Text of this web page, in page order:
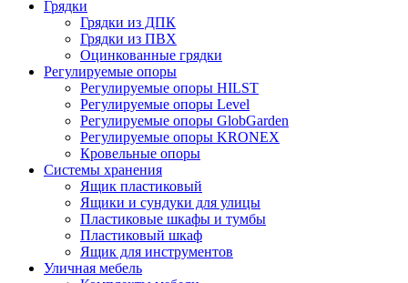
Грядки
Грядки из ДПК
Грядки из ПВХ
Оцинкованные грядки
Регулируемые опоры
Регулируемые опоры HILST
Регулируемые опоры Level
Регулируемые опоры GlobGarden
Регулируемые опоры KRONEX
Кровельные опоры
Системы хранения
Ящик пластиковый
Ящики и сундуки для улицы
Пластиковые шкафы и тумбы
Пластиковый шкаф
Ящик для инструментов
Уличная мебель